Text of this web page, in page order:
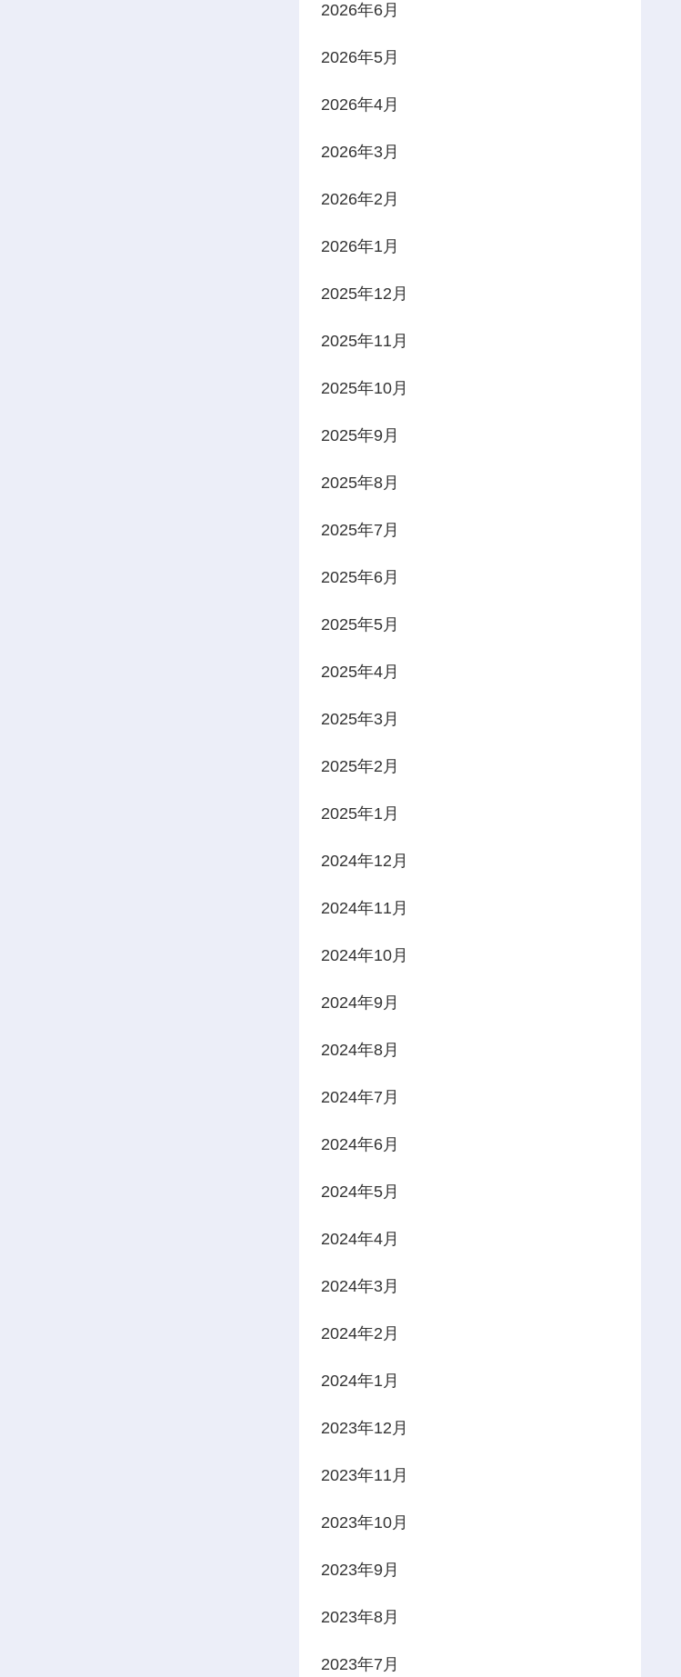
2026年6月
2026年5月
2026年4月
2026年3月
2026年2月
2026年1月
2025年12月
2025年11月
2025年10月
2025年9月
2025年8月
2025年7月
2025年6月
2025年5月
2025年4月
2025年3月
2025年2月
2025年1月
2024年12月
2024年11月
2024年10月
2024年9月
2024年8月
2024年7月
2024年6月
2024年5月
2024年4月
2024年3月
2024年2月
2024年1月
2023年12月
2023年11月
2023年10月
2023年9月
2023年8月
2023年7月